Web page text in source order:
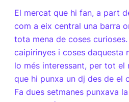
El mercat que hi fan, a part
com a eix central una barra
tota mena de coses
caipirinyes i coses
lo més interessant, per tot el
que hi punxa un dj des de el
Fa dues setmanes punxava